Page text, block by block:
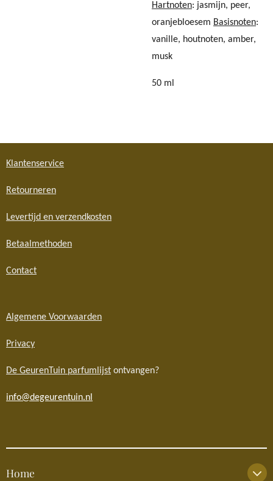
Hartnoten: jasmijn, peer,
oranjebloesem Basisnoten:
vanille, houtnoten, amber,
musk
50 ml
Klantenservice
Retourneren
Levertijd en verzendkosten
Betaalmethoden
Contact
Algemene Voorwaarden
Privacy
De GeurenTuin parfumlijst ontvangen?
info@degeurentuin.nl
Home